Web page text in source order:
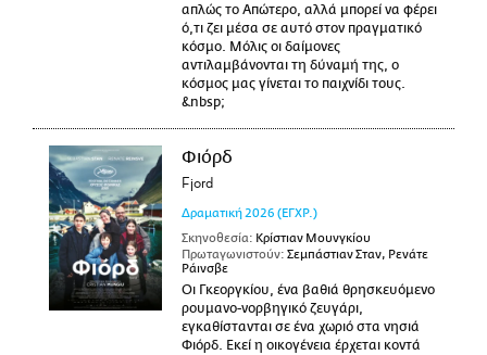
απλώς το Απώτερο, αλλά μπορεί να φέρει
ό,τι ζει μέσα σε αυτό στον πραγματικό
κόσμο. Μόλις οι δαίμονες
αντιλαμβάνονται τη δύναμή της, ο
κόσμος μας γίνεται το παιχνίδι τους.
&nbsp;
Φιόρδ
Fjord
Δραματική 2026 (ΕΓΧΡ.)
Σκηνοθεσία: Κρίστιαν Μουνγκίου
Πρωταγωνιστούν: Σεμπάστιαν Σταν, Ρενάτε
Ράινσβε
Οι Γκεοργκίου, ένα βαθιά θρησκευόμενο
ρουμανο-νορβηγικό ζευγάρι,
εγκαθίστανται σε ένα χωριό στα νησιά
Φιόρδ. Εκεί η οικογένεια έρχεται κοντά